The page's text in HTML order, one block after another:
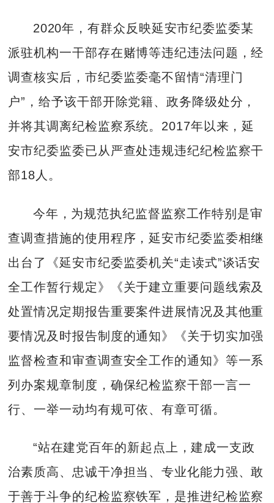
2020年，有群众反映延安市纪委监委某
派驻机构一干部存在赌博等违纪违法问题，经
调查核实后，市纪委监委毫不留情“清理门
户”，给予该干部开除党籍、政务降级处分，
并将其调离纪检监察系统。2017年以来，延
安市纪委监委已从严查处违规违纪纪检监察干
部18人。
今年，为规范执纪监督监察工作特别是审
查调查措施的使用程序，延安市纪委监委相继
出台了《延安市纪委监委机关“走读式”谈话安
全工作暂行规定》《关于建立重要问题线索及
处置情况定期报告重要案件进展情况及其他重
要情况及时报告制度的通知》《关于切实加强
监督检查和审查调查安全工作的通知》等一系
列办案规章制度，确保纪检监察干部一言一
行、一举一动均有规可依、有章可循。
“站在建党百年的新起点上，建成一支政
治素质高、忠诚干净担当、专业化能力强、敢
于善于斗争的纪检监察铁军，是推进纪检监察